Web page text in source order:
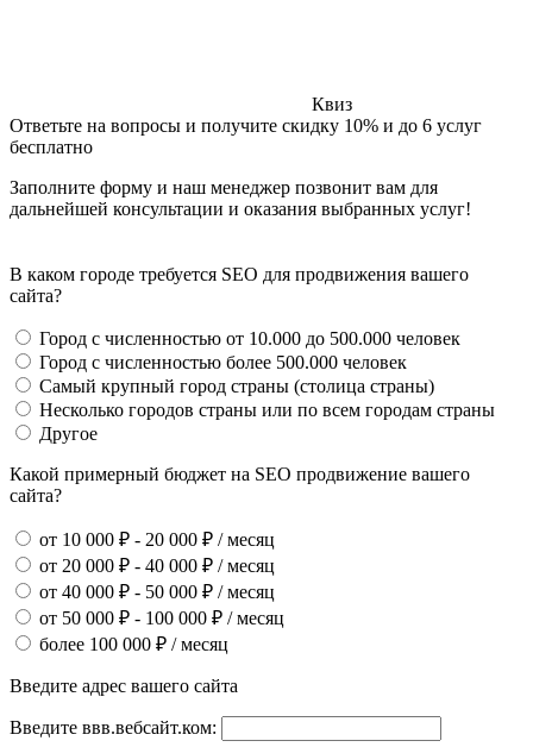
Квиз
Ответьте на вопросы и получите скидку 10% и до 6 услуг
бесплатно
Заполните форму и наш менеджер позвонит вам для
дальнейшей консультации и оказания выбранных услуг!
В каком городе требуется SEO для продвижения вашего
сайта?
Город с численностью от 10.000 до 500.000 человек
Город с численностью более 500.000 человек
Самый крупный город страны (столица страны)
Несколько городов страны или по всем городам страны
Другое
Какой примерный бюджет на SEO продвижение вашего
сайта?
от 10 000 ₽ - 20 000 ₽ / месяц
от 20 000 ₽ - 40 000 ₽ / месяц
от 40 000 ₽ - 50 000 ₽ / месяц
от 50 000 ₽ - 100 000 ₽ / месяц
более 100 000 ₽ / месяц
Введите адрес вашего сайта
Введите ввв.вебсайт.ком: